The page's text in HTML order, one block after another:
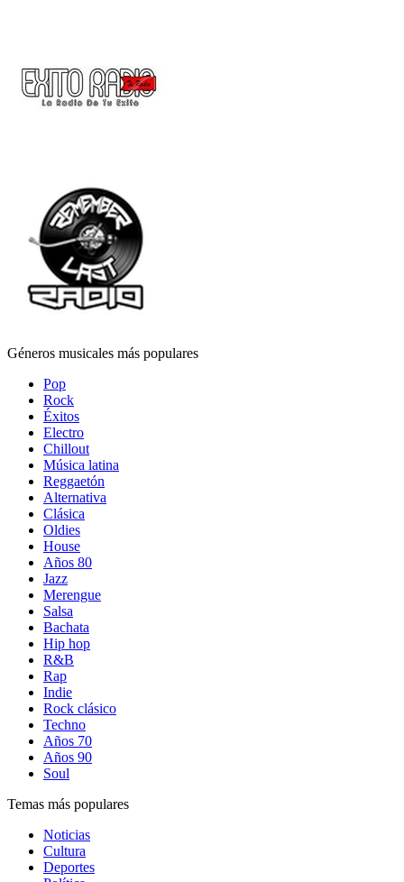
Géneros musicales más populares
Pop
Rock
Éxitos
Electro
Chillout
Música latina
Reggaetón
Alternativa
Clásica
Oldies
House
Años 80
Jazz
Merengue
Salsa
Bachata
Hip hop
R&B
Rap
Indie
Rock clásico
Techno
Años 70
Años 90
Soul
Temas más populares
Noticias
Cultura
Deportes